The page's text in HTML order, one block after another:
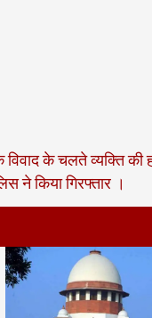
के चलते व्यक्ति की
ने किया गिरफ्तार ।